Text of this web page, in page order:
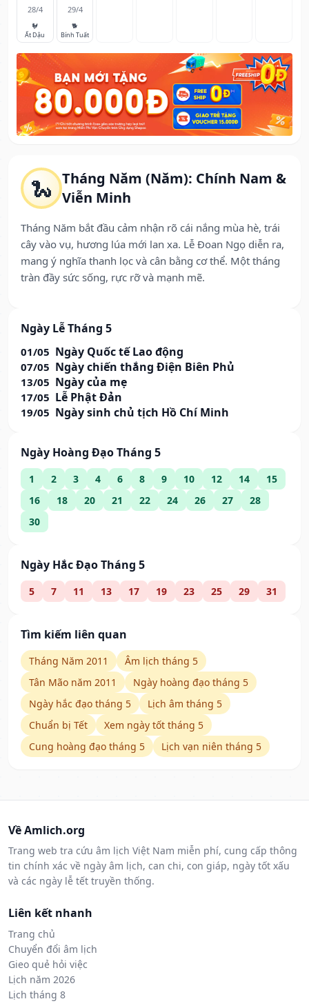
🐍 Tháng Năm (Năm): Chính Nam &
Viễn Minh
Tháng Năm bắt đầu cảm nhận rõ cái nắng mùa hè, trái
cây vào vụ, hương lúa mới lan xa. Lễ Đoan Ngọ diễn ra,
mang ý nghĩa thanh lọc và cân bằng cơ thể. Một tháng
tràn đầy sức sống, rực rỡ và mạnh mẽ.
Ngày Lễ Tháng 5
01/05 Ngày Quốc tế Lao động
07/05 Ngày chiến thắng Điện Biên Phủ
13/05 Ngày của mẹ
17/05 Lễ Phật Đản
19/05 Ngày sinh chủ tịch Hồ Chí Minh
Ngày Hoàng Đạo Tháng 5
1 2 3 4 6 8 9 10 12 14
15
16
18 20 21 22 24 26 27
28
30
Ngày Hắc Đạo Tháng 5
5 7 11 13 17 19 23 25 29 31
Tìm kiếm liên quan
Tháng Năm 2011
Âm lịch tháng 5
Tân Mão năm 2011
Ngày hoàng đạo tháng 5
Ngày hắc đạo tháng 5
Lịch âm tháng 5
Chuẩn bị Tết
Xem ngày tốt tháng 5
Cung hoàng đạo tháng 5
Lịch vạn niên tháng 5
28/4
🐓
Ất Dậu
29/4
🐕
Bính Tuất
Về Amlich.org
Trang web tra cứu âm lịch Việt Nam miễn phí, cung cấp thông
tin chính xác về ngày âm lịch, can chi, con giáp, ngày tốt xấu
và các ngày lễ tết truyền thống.
Liên kết nhanh
Trang chủ
Chuyển đổi âm lịch
Gieo quẻ hỏi việc
Lịch năm 2026
Lịch tháng 8